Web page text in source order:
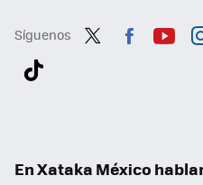
Síguenos
En Xataka México